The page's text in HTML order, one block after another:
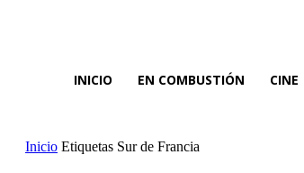
INICIO EN COMBUSTIÓN CINE
Inicio Etiquetas Sur de Francia